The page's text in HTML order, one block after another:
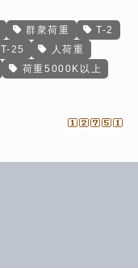
群衆荷重
T-2
T-25
人荷重
荷重5000K以上